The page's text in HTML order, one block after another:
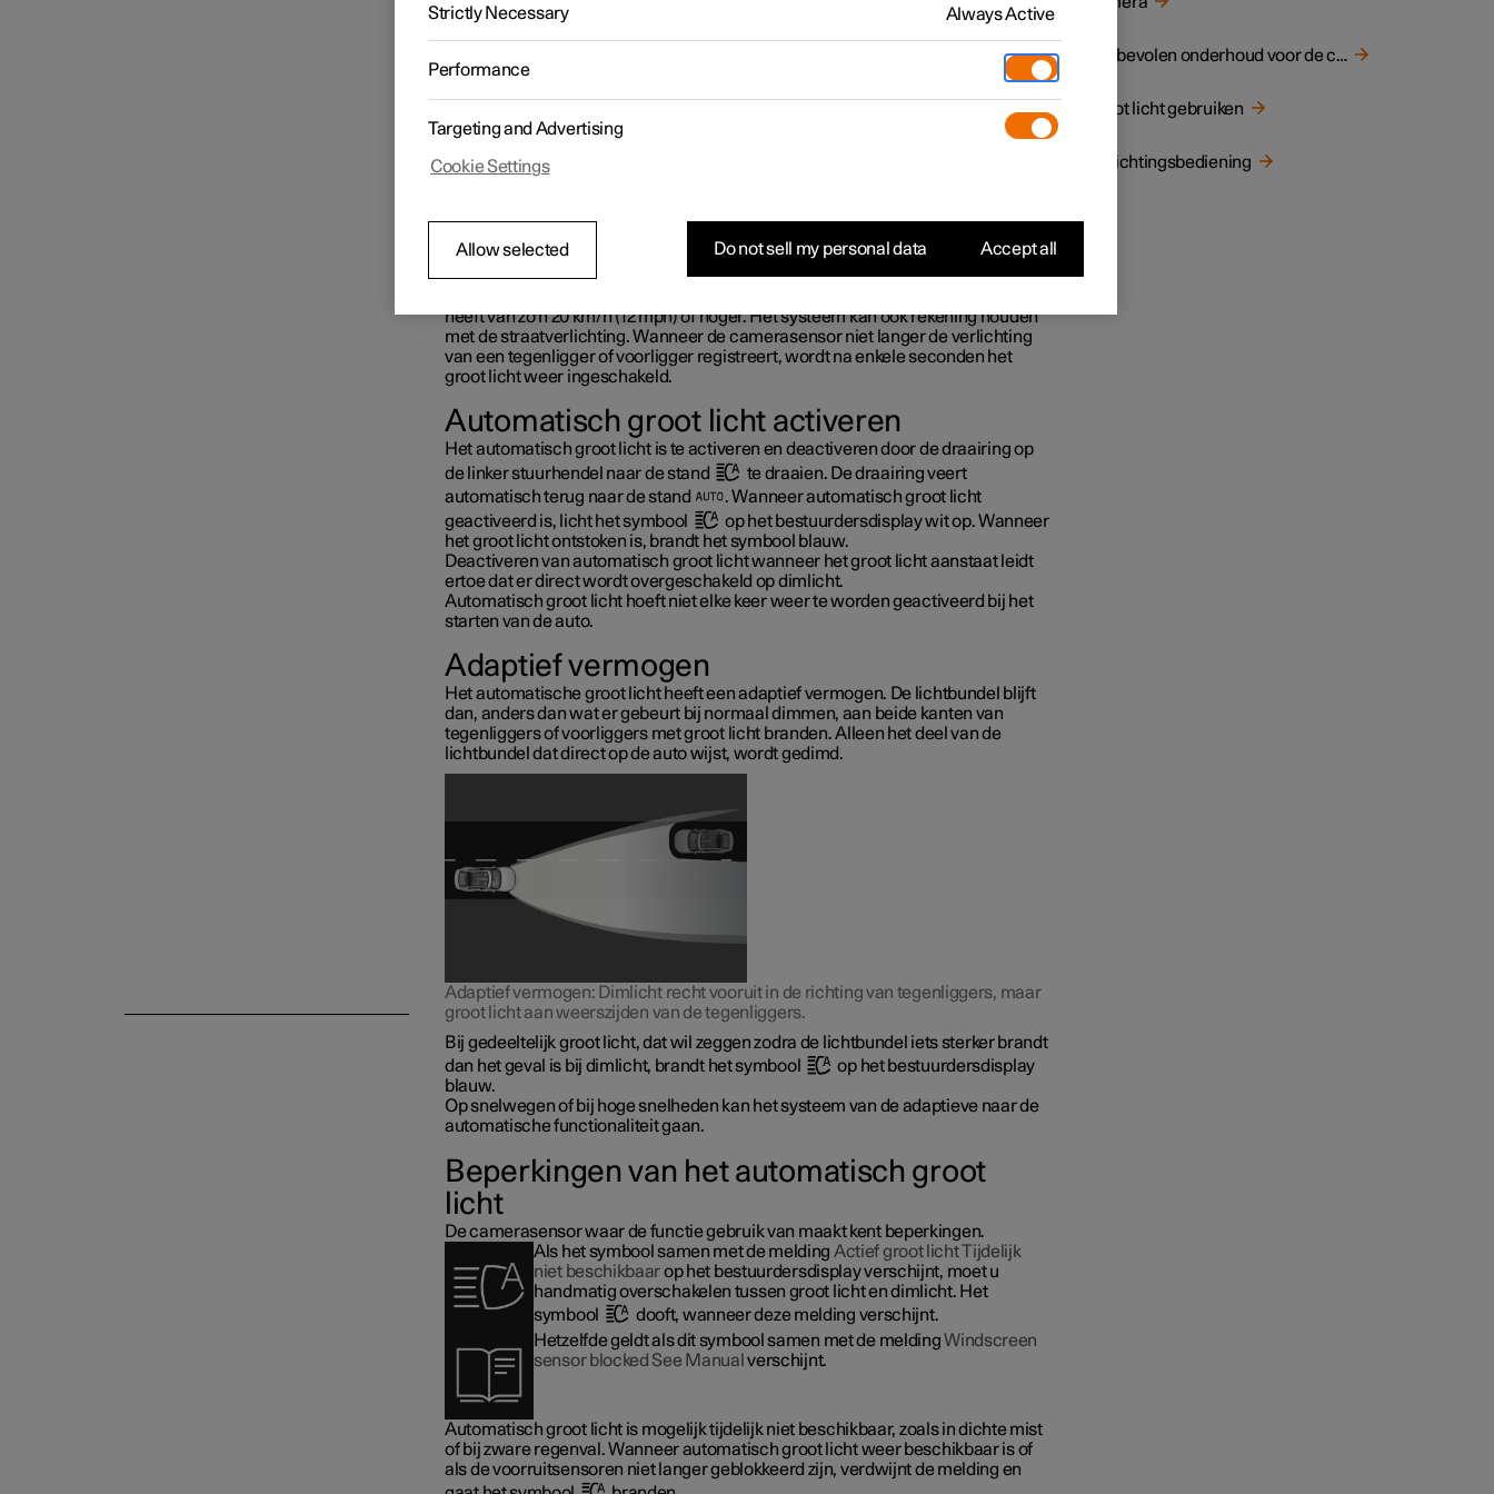
registreert en automatisch overschakelt van groot licht naar dimlicht of de
adaptieve functie.
heeft van zo'n20 km/h(12 mph) of hoger. Het systeem kan ook rekening houden
met de straatverlichting. Wanneer de camerasensor niet langer de verlichting
van een tegenligger of voorligger registreert, wordt na enkele seconden het
groot licht weer ingeschakeld.
Automatisch groot licht activeren
Het automatisch groot licht is te activeren en deactiveren door de draairing op
de linker stuurhendel naar de stand
te draaien. De draairing veert
automatisch terug naar de stand
. Wanneer automatisch groot licht
geactiveerd is, licht het symbool
op het bestuurdersdisplay wit op. Wanneer
het groot licht ontstoken is, brandt het symbool blauw.
Deactiveren van automatisch groot licht wanneer het groot licht aanstaat leidt
ertoe dat er direct wordt overgeschakeld op dimlicht.
Automatisch groot licht hoeft niet elke keer weer te worden geactiveerd bij het
starten van de auto.
Adaptief vermogen
Het automatische groot licht heeft een adaptief vermogen. De lichtbundel blijft
dan, anders dan wat er gebeurt bij normaal dimmen, aan beide kanten van
tegenliggers of voorliggers met groot licht branden. Alleen het deel van de
lichtbundel dat direct op de auto wijst, wordt gedimd.
Adaptief vermogen: Dimlicht recht vooruit in de richting van tegenliggers, maar
groot licht aan weerszijden van de tegenliggers.
Bij gedeeltelijk groot licht, dat wil zeggen zodra de lichtbundel iets sterker brandt
dan het geval is bij dimlicht, brandt het symbool
op het bestuurdersdisplay
blauw.
Op snelwegen of bij hoge snelheden kan het systeem van de adaptieve naar de
automatische functionaliteit gaan.
Beperkingen van het automatisch groot
licht
De camerasensor waar de functie gebruik van maakt kent beperkingen.
Als het symbool samen met de melding Actief groot licht Tijdelijk
niet beschikbaarop het bestuurdersdisplay verschijnt, moet u
handmatig overschakelen tussen groot licht en dimlicht. Het
symbool
dooft, wanneer deze melding verschijnt.
Hetzelfde geldt als dit symbool samen met de meldingWindscreen
sensor blocked See Manual verschijnt.
Automatisch groot licht is mogelijk tijdelijk niet beschikbaar, zoals in dichte mist
of bij zware regenval. Wanneer automatisch groot licht weer beschikbaar is of
als de voorruitsensoren niet langer geblokkeerd zijn, verdwijnt de melding en
Aanbevolen onderhoud voor de camera-eenheid
Groot licht gebruiken
Verlichtingsbediening
Strictly Necessary Always Active
Performance
Targeting and Advertising
Cookie Settings
Allow selected Do not sell my personal data Accept all